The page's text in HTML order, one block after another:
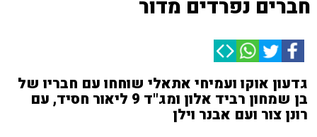
חברים נפרדים מדור
גדעון אוקו ועמיחי אתאלי שוחחו עם חבריו של
בן שמחון רביד אלון ומג"ד 9 ליאור חסיד, עם
רונן צור ועם אבנר וילן